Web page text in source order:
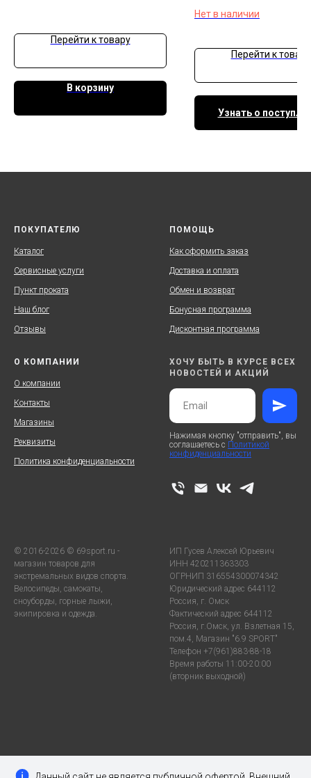
Перейти к товару
В корзину
Нет в наличии
Перейти к товару
Узнать о
ПОКУПАТЕЛЮ
Каталог
Сервисные услуги
Пункт проката
Наш блог
Отзывы
ПОМОЩЬ
Как оформить заказ
Доставка и оплата
Обмен и возврат
Бонусная программа
Дисконтная программа
О КОМПАНИИ
О компании
Контакты
Магазины
Реквизиты
Политика конфиденциальности
ХОЧУ БЫТЬ В КУРСЕ ВСЕХ
НОВОСТЕЙ И АКЦИЙ
Нажимая кнопку "отправить", вы
соглашаетесь с Политикой
конфиденциальности
© 2016-2026 © 69sport.ru -
магазин товаров для
экстремальных видов спорта.
Велосипеды, самокаты,
сноуборды, горные лыжи,
экипировка и одежда.
ИП Гусев Алексей Юрьевич
ИНН 420211363303
ОГРНИП 316554300074342
Юридический адрес 644112
Россия, г. Омск
Фактический адрес 644112
Россия, г.Омск, ул. Взлетная 15,
пом.4, Магазин "6.9 SPORT"
Телефон +7(961)883-88-18
Время работы 11:00-20:00
(вторник выходной)